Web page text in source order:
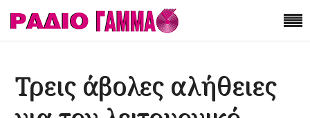
Τρεις άβολες αλήθειες